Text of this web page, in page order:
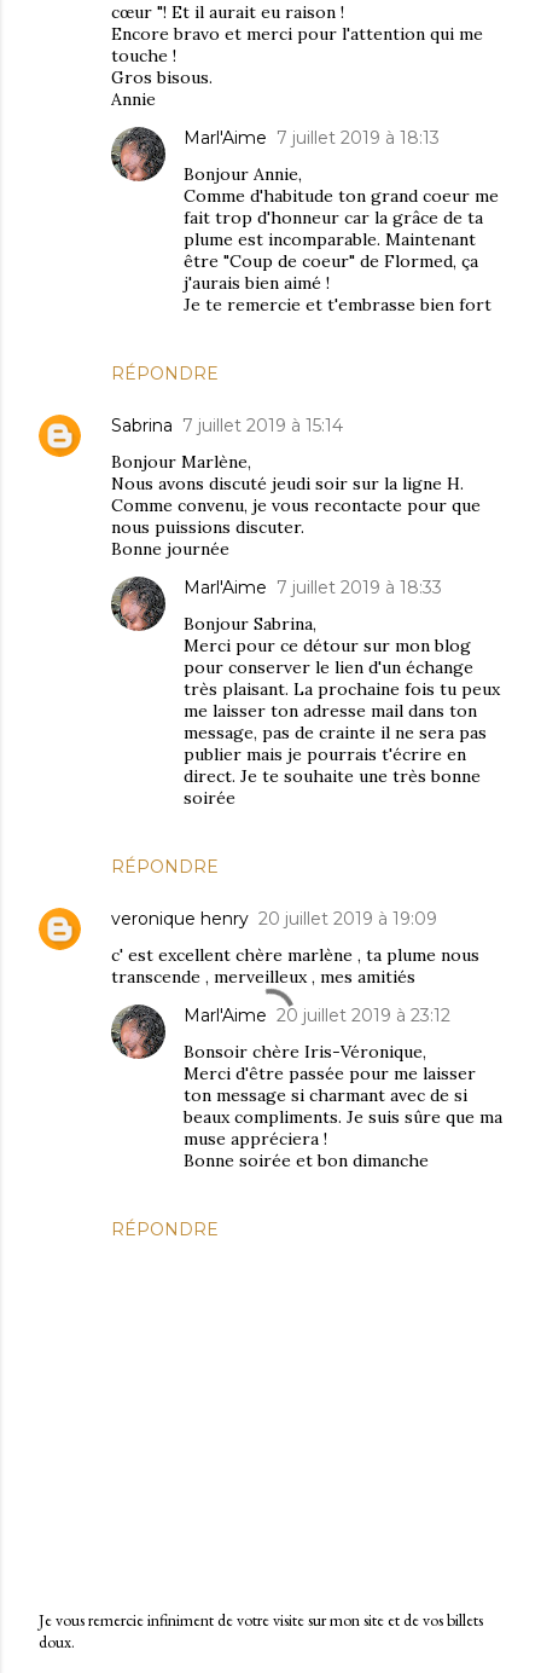
cœur "! Et il aurait eu raison !
Encore bravo et merci pour l'attention qui me
touche !
Gros bisous.
Annie
RÉPONDRE
Marl'Aime 7 juillet 2019 à 18:13
Bonjour Annie,
Comme d'habitude ton grand coeur me
fait trop d'honneur car la grâce de ta
plume est incomparable. Maintenant
être "Coup de coeur" de Flormed, ça
j'aurais bien aimé !
Je te remercie et t'embrasse bien fort
Sabrina 7 juillet 2019 à 15:14
Bonjour Marlène,
Nous avons discuté jeudi soir sur la ligne H.
Comme convenu, je vous recontacte pour que
nous puissions discuter.
Bonne journée
RÉPONDRE
Marl'Aime 7 juillet 2019 à 18:33
Bonjour Sabrina,
Merci pour ce détour sur mon blog
pour conserver le lien d'un échange
très plaisant. La prochaine fois tu peux
me laisser ton adresse mail dans ton
message, pas de crainte il ne sera pas
publier mais je pourrais t'écrire en
direct. Je te souhaite une très bonne
soirée
veronique henry 20 juillet 2019 à 19:09
c' est excellent chère marlène , ta plume nous
transcende , merveilleux , mes amitiés
RÉPONDRE
Marl'Aime 20 juillet 2019 à 23:12
Bonsoir chère Iris-Véronique,
Merci d'être passée pour me laisser
ton message si charmant avec de si
beaux compliments. Je suis sûre que ma
muse appréciera !
Bonne soirée et bon dimanche
E
Je vous remercie infiniment de votre visite sur mon site et de vos billets
doux.